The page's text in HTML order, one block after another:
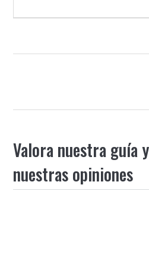
Valora nuestra guía
nuestras opiniones